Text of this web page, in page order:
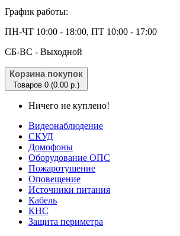
График работы:
ПН-ЧТ 10:00 - 18:00, ПТ 10:00 - 17:00
CБ-ВС - Выходной
Корзина покупок
Товаров 0 (0.00 р.)
Ничего не куплено!
Видеонаблюдение
СКУД
Домофоны
Оборудование ОПС
Пожаротушение
Оповещение
Источники питания
Кабель
КНС
Защита периметра